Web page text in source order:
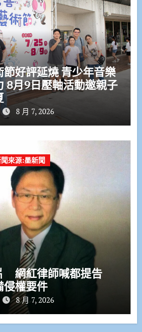
好評延燒 青少年音樂
8月9日壓軸活動邀親子
8 月 7, 2026
來源:墨新聞
網紅律師喊都提告
侵權要件
8 月 7, 2026